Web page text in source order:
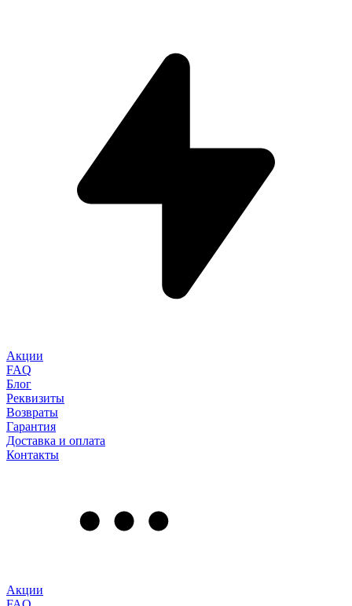
Акции
FAQ
Блог
Реквизиты
Возвраты
Гарантия
Доставка и оплата
Контакты
Акции